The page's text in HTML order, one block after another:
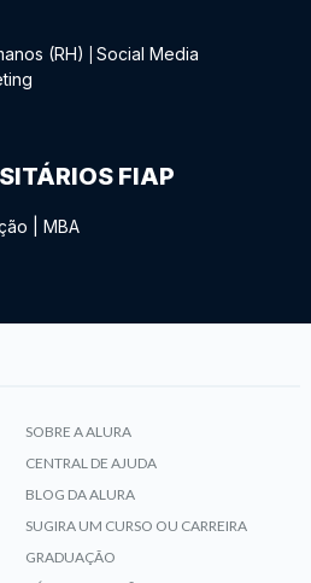
(RH)
Social Media
FIAP
MBA
SOBRE A ALURA
CENTRAL DE AJUDA
BLOG DA ALURA
SUGIRA UM CURSO OU CARREIRA
GRADUAÇÃO